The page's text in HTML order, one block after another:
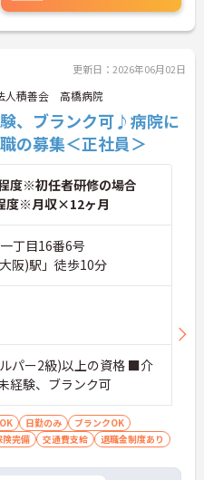
更新日：2026年06月02日
人積善会 高橋病院
験、ブランク可♪病院に
の募集＜正社員＞
度※初任者研修の場合
度※月収×12ヶ月
丁目16番6号
阪)駅」徒歩10分
パー2級)以上の資格 ■介
経験、ブランク可
日勤のみ
ブランクOK
険完備 交通費支給 退職金制度あり